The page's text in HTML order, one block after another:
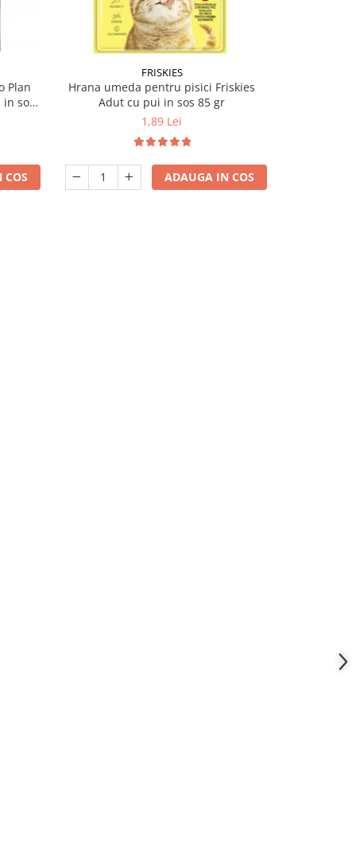
Plan
in sos
FRISKIES
Hrana umeda pentru pisici Friskies
Adut cu pui in sos 85 gr
1,89 Lei
ADAUGA IN COS